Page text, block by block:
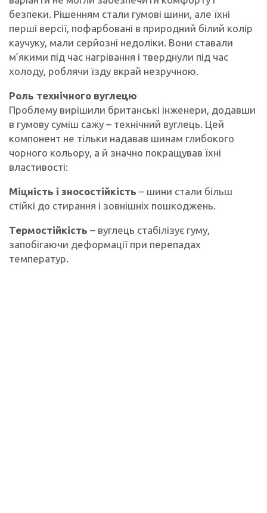
безпеки. Рішенням стали гумові шини, але їхні
перші версії, пофарбовані в природний білий колір
каучуку, мали серйозні недоліки. Вони ставали
м’якими під час нагрівання і тверднули під час
холоду, роблячи їзду вкрай незручною.
Роль технічного вуглецю
Проблему вирішили британські інженери, додавши
в гумову суміш сажу – технічний вуглець. Цей
компонент не тільки надавав шинам глибокого
чорного кольору, а й значно покращував їхні
властивості:
Міцність і зносостійкість – шини стали більш
стійкі до стирання і зовнішніх пошкоджень.
Термостійкість – вуглець стабілізує гуму,
запобігаючи деформації при перепадах
температур.